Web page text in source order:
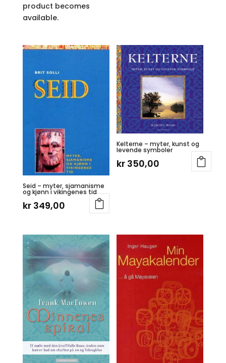
product becomes
available.
Seid – myter, sjamanisme
og kjønn i vikingenes tid
kr349,00
Kelterne – myter, kunst og
levende symboler
kr 350,00